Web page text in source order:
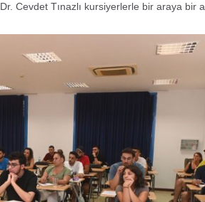
Cevdet Tınazlı kursiyerlerle bir araya bir